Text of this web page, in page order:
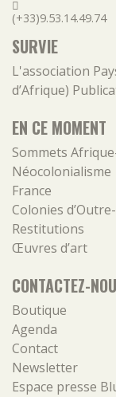
(+33)9.53.14.49.74
SURVIE
L'association
d’Afrique)
EN CE MOMENT
Sommets
Néocolonialisme
France
Colonies
Restitutions
Œuvres d’art
CONTACTEZ-
Boutique
Agenda
Contact
Newsletter
Espace presse